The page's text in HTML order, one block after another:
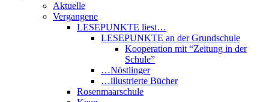
Aktuelle
Vergangene
LESEPUNKTE liest…
LESEPUNKTE an der Grundschule
Kooperation mit “Zeitung in der
Schule”
…Nöstlinger
…illustrierte Bücher
Rosenmaarschule